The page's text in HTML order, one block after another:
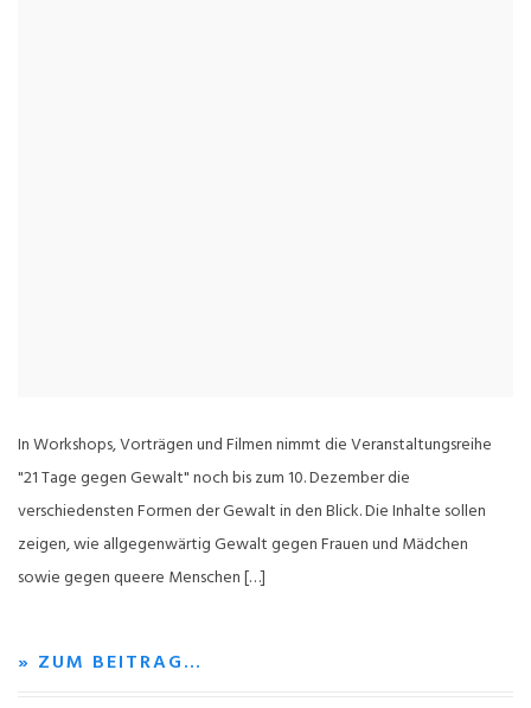
In Workshops, Vorträgen und Filmen nimmt die Veranstaltungsreihe
"21 Tage gegen Gewalt" noch bis zum 10. Dezember die
verschiedensten Formen der Gewalt in den Blick. Die Inhalte sollen
zeigen, wie allgegenwärtig Gewalt gegen Frauen und Mädchen
sowie gegen queere Menschen […]
» ZUM BEITRAG…